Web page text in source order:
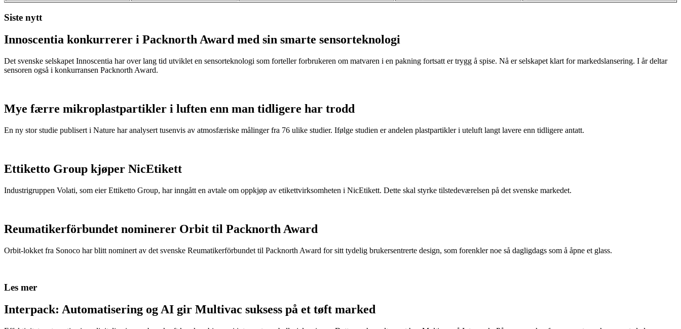
Siste nytt
Innoscentia konkurrerer i Packnorth Award med sin smarte sensorteknologi
Det svenske selskapet Innoscentia har over lang tid utviklet en sensorteknologi som forteller forbrukeren om matvaren i en pakning fortsatt er trygg å spise. Nå er selskapet klart for markedslansering. I år deltar
sensoren også i konkurransen Packnorth Award.
Mye færre mikroplastpartikler i luften enn man tidligere har trodd
En ny stor studie publisert i Nature har analysert tusenvis av atmosfæriske målinger fra 76 ulike studier. Ifølge studien er andelen plastpartikler i uteluft langt lavere enn tidligere antatt.
Ettiketto Group kjøper NicEtikett
Industrigruppen Volati, som eier Ettiketto Group, har inngått en avtale om oppkjøp av etikettvirksomheten i NicEtikett. Dette skal styrke tilstedeværelsen på det svenske markedet.
Reumatikerförbundet nominerer Orbit til Packnorth Award
Orbit-lokket fra Sonoco har blitt nominert av det svenske Reumatikerförbundet til Packnorth Award for sitt tydelig brukersentrerte design, som forenkler noe så dagligdags som å åpne et glass.
Les mer
Interpack: Automatisering og AI gir Multivac suksess på et tøft marked